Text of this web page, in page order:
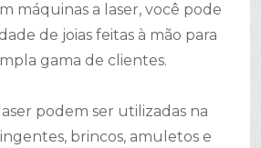
máquinas a laser, você pode
de joias feitas à mão para
gama de clientes.
podem ser utilizadas na
brincos, amuletos e